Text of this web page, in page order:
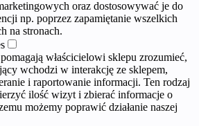
oraz dostosowywać je do
np. poprzez zapamiętanie wszelkich
na stronach.
właścicielowi sklepu zrozumieć,
wchodzi w interakcję ze sklepem,
i raportowanie informacji. Ten rodzaj
ilość wizyt i zbierać informacje o
możemy poprawić działanie naszej